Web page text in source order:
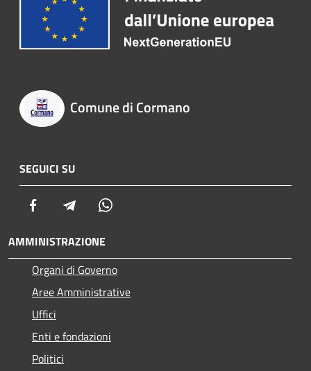
Comune di Cormano
SEGUICI SU
Facebook Telegram
AMMINISTRAZIONE
Organi di Governo
Aree Amministrative
Uffici
Enti e fondazioni
Politici